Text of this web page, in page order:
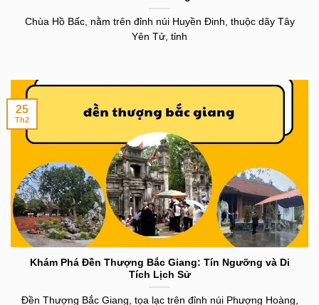
Chùa Hồ Bấc, nằm trên đỉnh núi Huyền Đinh, thuộc dãy Tây
Yên Tử, tỉnh
Khám Phá Đền Thượng Bắc Giang: Tín Ngưỡng và Di
Tích Lịch Sử
Đền Thượng Bắc Giang, tọa lạc trên đỉnh núi Phượng Hoàng,
25
Th2